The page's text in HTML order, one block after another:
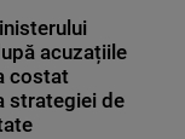
acuzațiile
costat
strategiei de